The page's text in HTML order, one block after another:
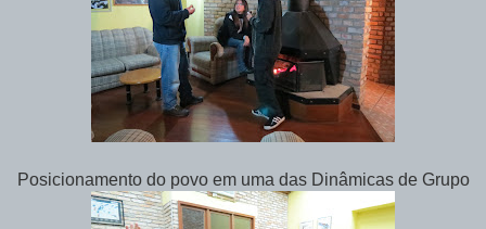
Posicionamento do povo em uma das Dinâmicas de Grupo